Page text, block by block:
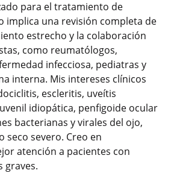
para el tratamiento de
implica una revisión completa de
estrecho y la colaboración
como reumatólogos,
infecciosa, pediatras y
interna. Mis intereses clínicos
escleritis, uveítis
idiopática, penfigoide ocular
bacterianas y virales del ojo,
seco severo. Creo en
atención a pacientes con
graves.